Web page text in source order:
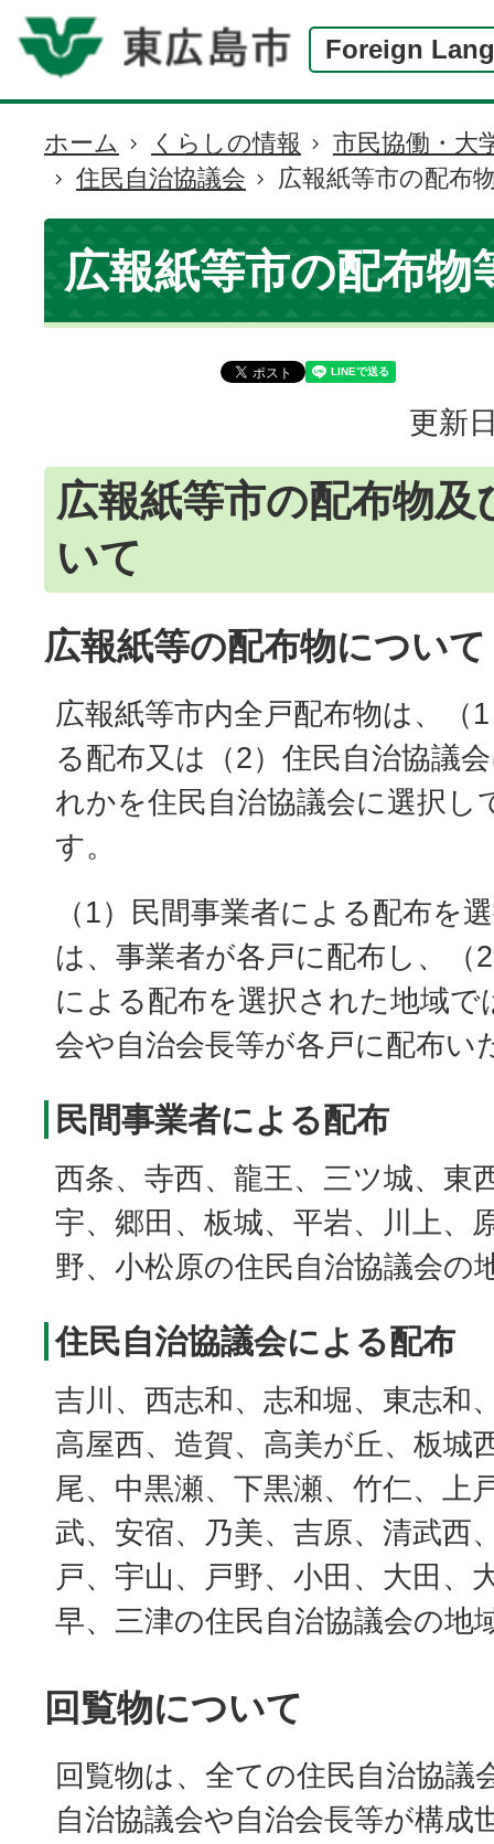
Foreign
現
在
の
置
ホーム くらしの情報
市民協働・大
住民自治協議会
広報紙等市の配布
広報紙等市の配布物
更新
広報紙等市の配布物及
いて
広報紙等の配布物について
広報紙等市内全戸配布物は、（
る配布又は（2）住民自治協議
れかを住民自治協議会に選択し
す。
（1）民間事業者による配布を
は、事業者が各戸に配布し、（
による配布を選択された地域で
会や自治会長等が各戸に配布い
民間事業者による配布
西条、寺西、龍王、三ツ城、東
宇、郷田、板城、平岩、川上、
野、小松原の住民自治協議会の
住民自治協議会による配布
吉川、西志和、志和堀、東志和
高屋西、造賀、高美が丘、板城
尾、中黒瀬、下黒瀬、竹仁、上
武、安宿、乃美、吉原、清武西
戸、宇山、戸野、小田、大田、
早、三津の住民自治協議会の地
回覧物について
回覧物は、全ての住民自治協議
自治協議会や自治会長等が構成